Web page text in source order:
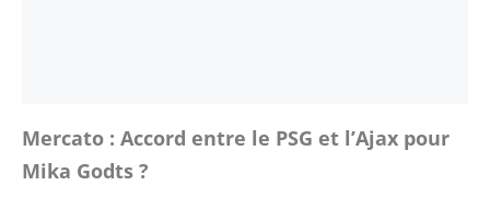
Mercato : Accord entre le PSG et l’Ajax pour
Mika Godts ?